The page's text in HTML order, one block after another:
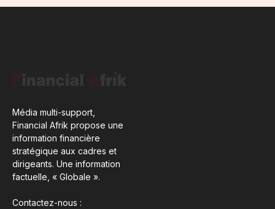
Média multi-support,
Financial Afrik propose une
information financière
stratégique aux cadres et
dirigeants. Une information
factuelle, « Globale ».
Contactez-nous :